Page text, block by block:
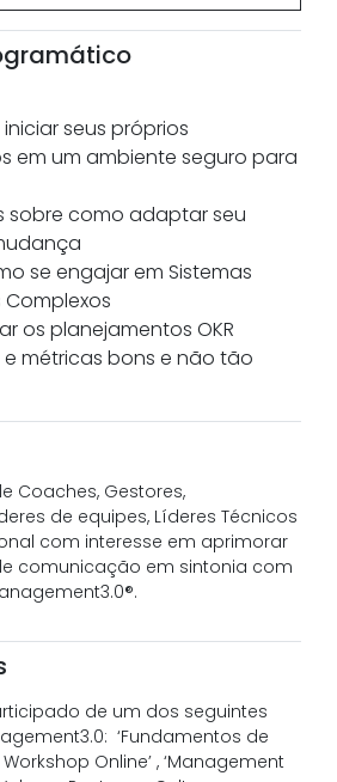
seus próprios
em um ambiente seguro para
sobre como adaptar seu
se engajar em Sistemas
os planejamentos OKR
e métricas bons e não tão
Coaches, Gestores,
de equipes, Líderes Técnicos
com interesse em aprimorar
comunicação em sintonia com
de um dos seguintes
‘Fundamentos de
Online’ , ‘Management